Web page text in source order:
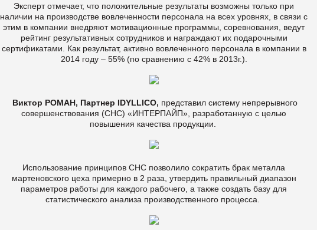
Эксперт отмечает, что положительные результаты возможны только при
наличии на производстве вовлеченности персонала на всех уровнях, в связи с
этим в компании внедряют мотивационные программы, соревнования, ведут
рейтинг результативных сотрудников и награждают их подарочными
сертификатами. Как результат, активно вовлеченного персонала в компании в
2014 году – 55% (по сравнению с 42% в 2013г.).
Виктор РОМАН, Партнер IDYLLICO, представил систему непрерывного
совершенствования (СНС) «ИНТЕРПАЙП», разработанную с целью
повышения качества продукции.
Использование принципов СНС позволило сократить брак металла
мартеновского цеха примерно в 2 раза, утвердить правильный диапазон
параметров работы для каждого рабочего, а также создать базу для
статистического анализа производственного процесса.